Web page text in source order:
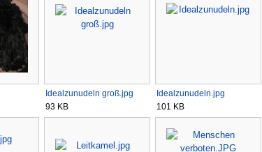
Idealzunudeln groß.jpg
93 KB
Idealzunudeln.jpg
101 KB